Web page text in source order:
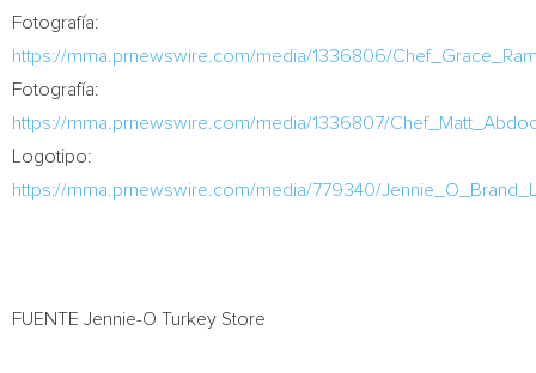
Fotografía:
https://mma.prnewswire.com/media/1336806/
Fotografía:
https://mma.prnewswire.com/media/1336807/
Logotipo:
https://mma.prnewswire.com/media/779340/
FUENTE Jennie-O Turkey Store